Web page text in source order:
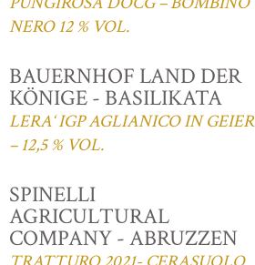
NERO 12 % VOL.
BAUERNHOF LAND DER
KÖNIGE - BASILIKATA
LERA‘ IGP AGLIANICO IN GEIER
– 12,5 % VOL.
SPINELLI
AGRICULTURAL
COMPANY - ABRUZZEN